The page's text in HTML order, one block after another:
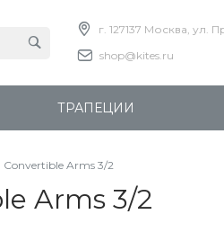
г. 127137 Москва, ул.
shop@kites.ru
ТРАПЕЦИИ
Convertible Arms 3/2
Arms 3/2